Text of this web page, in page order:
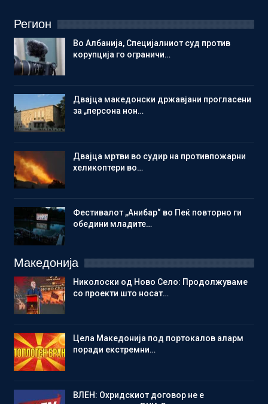
Регион
Во Албанија, Специјалниот суд против
корупција го ограничи…
Двајца македонски државјани прогласени
за „персона нон…
Двајца мртви во судир на противпожарни
хеликоптери во…
Фестивалот „Анибар“ во Пеќ повторно ги
обедини младите…
Македонија
Николоски од Ново Село: Продолжуваме
со проекти што носат…
Цела Македонија под портокалов аларм
поради екстремни…
ВЛЕН: Охридскиот договор не е